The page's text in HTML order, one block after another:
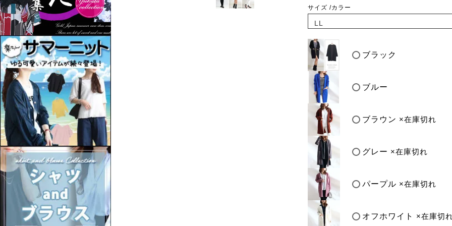
サイズ カラー
ブラック
ブルー
ブラウン ×在庫切れ
グレー ×在庫切れ
パープル ×在庫切れ
オフホワイト ×在庫切